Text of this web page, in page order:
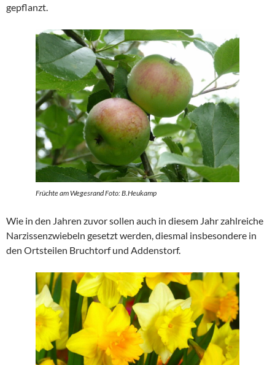
gepflanzt.
Früchte am Wegesrand Foto: B.Heukamp
Wie in den Jahren zuvor sollen auch in diesem Jahr zahlreiche
Narzissenzwiebeln gesetzt werden, diesmal insbesondere in
den Ortsteilen Bruchtorf und Addenstorf.